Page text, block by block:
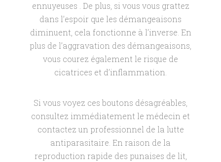
ennuyeuses . De plus, si vous vous grattez
dans l’espoir que les démangeaisons
diminuent, cela fonctionne à l’inverse. En
plus de l’aggravation des démangeaisons,
vous courez également le risque de
cicatrices et d’inflammation.
Si vous voyez ces boutons désagréables,
consultez immédiatement le médecin et
contactez un professionnel de la lutte
antiparasitaire. En raison de la
reproduction rapide des punaises de lit,